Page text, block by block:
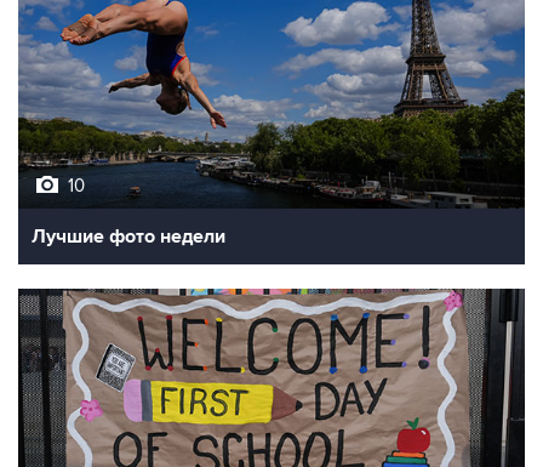
10
Лучшие фото недели